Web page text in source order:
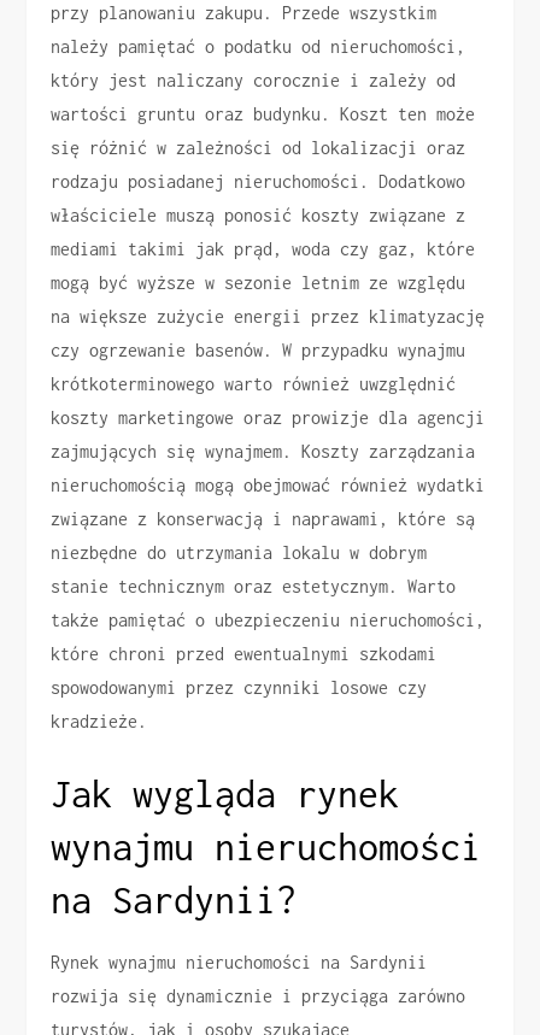
przy planowaniu zakupu. Przede wszystkim
należy pamiętać o podatku od nieruchomości,
który jest naliczany corocznie i zależy od
wartości gruntu oraz budynku. Koszt ten może
się różnić w zależności od lokalizacji oraz
rodzaju posiadanej nieruchomości. Dodatkowo
właściciele muszą ponosić koszty związane z
mediami takimi jak prąd, woda czy gaz, które
mogą być wyższe w sezonie letnim ze względu
na większe zużycie energii przez klimatyzację
czy ogrzewanie basenów. W przypadku wynajmu
krótkoterminowego warto również uwzględnić
koszty marketingowe oraz prowizje dla agencji
zajmujących się wynajmem. Koszty zarządzania
nieruchomością mogą obejmować również wydatki
związane z konserwacją i naprawami, które są
niezbędne do utrzymania lokalu w dobrym
stanie technicznym oraz estetycznym. Warto
także pamiętać o ubezpieczeniu nieruchomości,
które chroni przed ewentualnymi szkodami
spowodowanymi przez czynniki losowe czy
kradzieże.
Jak wygląda rynek
wynajmu nieruchomości
na Sardynii?
Rynek wynajmu nieruchomości na Sardynii
rozwija się dynamicznie i przyciąga zarówno
turystów, jak i osoby szukające